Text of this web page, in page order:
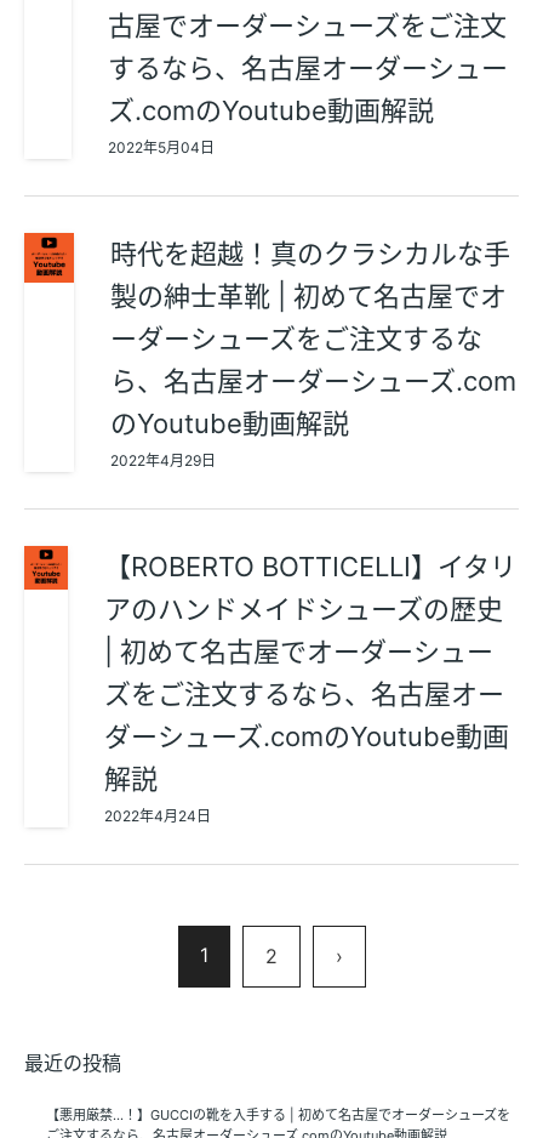
古屋でオーダーシューズをご注文
するなら、名古屋オーダーシュー
ズ.comのYoutube動画解説
2022年5月04日
時代を超越！真のクラシカルな手
製の紳士革靴 | 初めて名古屋でオ
ーダーシューズをご注文するな
ら、名古屋オーダーシューズ.com
のYoutube動画解説
2022年4月29日
【ROBERTO BOTTICELLI】イタリ
アのハンドメイドシューズの歴史
| 初めて名古屋でオーダーシュー
ズをご注文するなら、名古屋オー
ダーシューズ.comのYoutube動画
解説
2022年4月24日
1 2 ›
最近の投稿
【悪用厳禁…！】GUCCIの靴を入手する | 初めて名古屋でオーダーシューズを